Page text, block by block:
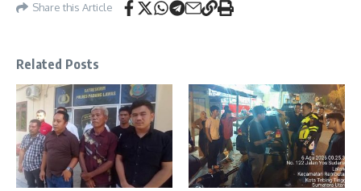
Share this Article
Related Posts